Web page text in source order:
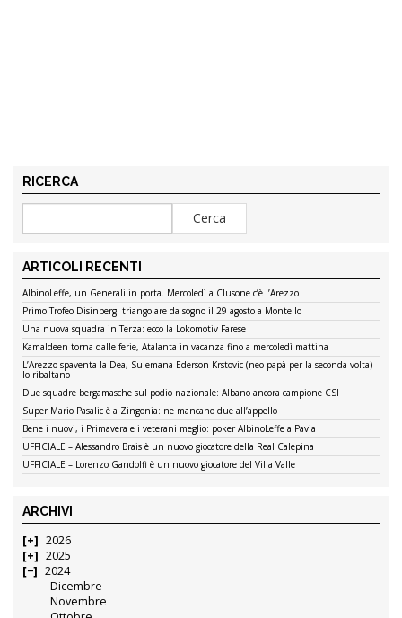
RICERCA
ARTICOLI RECENTI
AlbinoLeffe, un Generali in porta. Mercoledì a Clusone c’è l’Arezzo
Primo Trofeo Disinberg: triangolare da sogno il 29 agosto a Montello
Una nuova squadra in Terza: ecco la Lokomotiv Farese
Kamaldeen torna dalle ferie, Atalanta in vacanza fino a mercoledì mattina
L’Arezzo spaventa la Dea, Sulemana-Ederson-Krstovic (neo papà per la seconda volta)
lo ribaltano
Due squadre bergamasche sul podio nazionale: Albano ancora campione CSI
Super Mario Pasalic è a Zingonia: ne mancano due all’appello
Bene i nuovi, i Primavera e i veterani meglio: poker AlbinoLeffe a Pavia
UFFICIALE – Alessandro Brais è un nuovo giocatore della Real Calepina
UFFICIALE – Lorenzo Gandolfi è un nuovo giocatore del Villa Valle
ARCHIVI
2026
2025
2024
Dicembre
Novembre